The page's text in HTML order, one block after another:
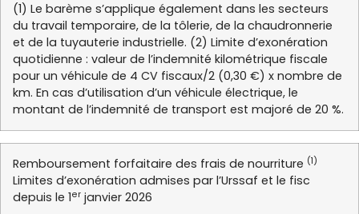
(1) Le barème s’applique également dans les secteurs
du travail temporaire, de la tôlerie, de la chaudronnerie
et de la tuyauterie industrielle. (2) Limite d’exonération
quotidienne : valeur de l’indemnité kilométrique fiscale
pour un véhicule de 4 CV fiscaux/2 (0,30 €) x nombre de
km. En cas d’utilisation d’un véhicule électrique, le
montant de l’indemnité de transport est majoré de 20 %.
Remboursement forfaitaire des frais de nourriture (1)
Limites d’exonération admises par l’Urssaf et le fisc
depuis le 1er janvier 2026